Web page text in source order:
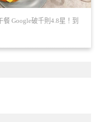
餐 Google破千則4.8星！到